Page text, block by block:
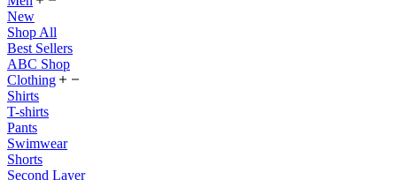
New
Shop All
Best Sellers
ABC Shop
Clothing
Shirts
T-shirts
Pants
Swimwear
Shorts
Second Layer